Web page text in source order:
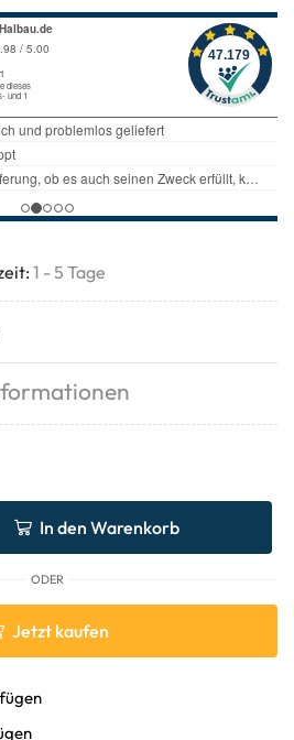
1 - 5 Tage
In den Warenkorb
ODER
Jetzt kaufen